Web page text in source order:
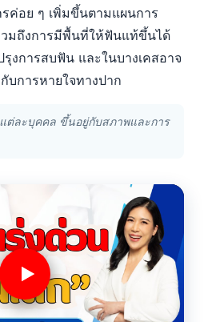
ค่อย ๆ เพิ่มขึ้นตามแผนการ
มถึงการมีพื้นที่ให้ฟันแท้ขึ้นได้
งการสบฟัน และในบางเคสอาจ
บการหายใจทางปาก
ต่ละบุคคล ขึ้นอยู่กับสภาพและการ